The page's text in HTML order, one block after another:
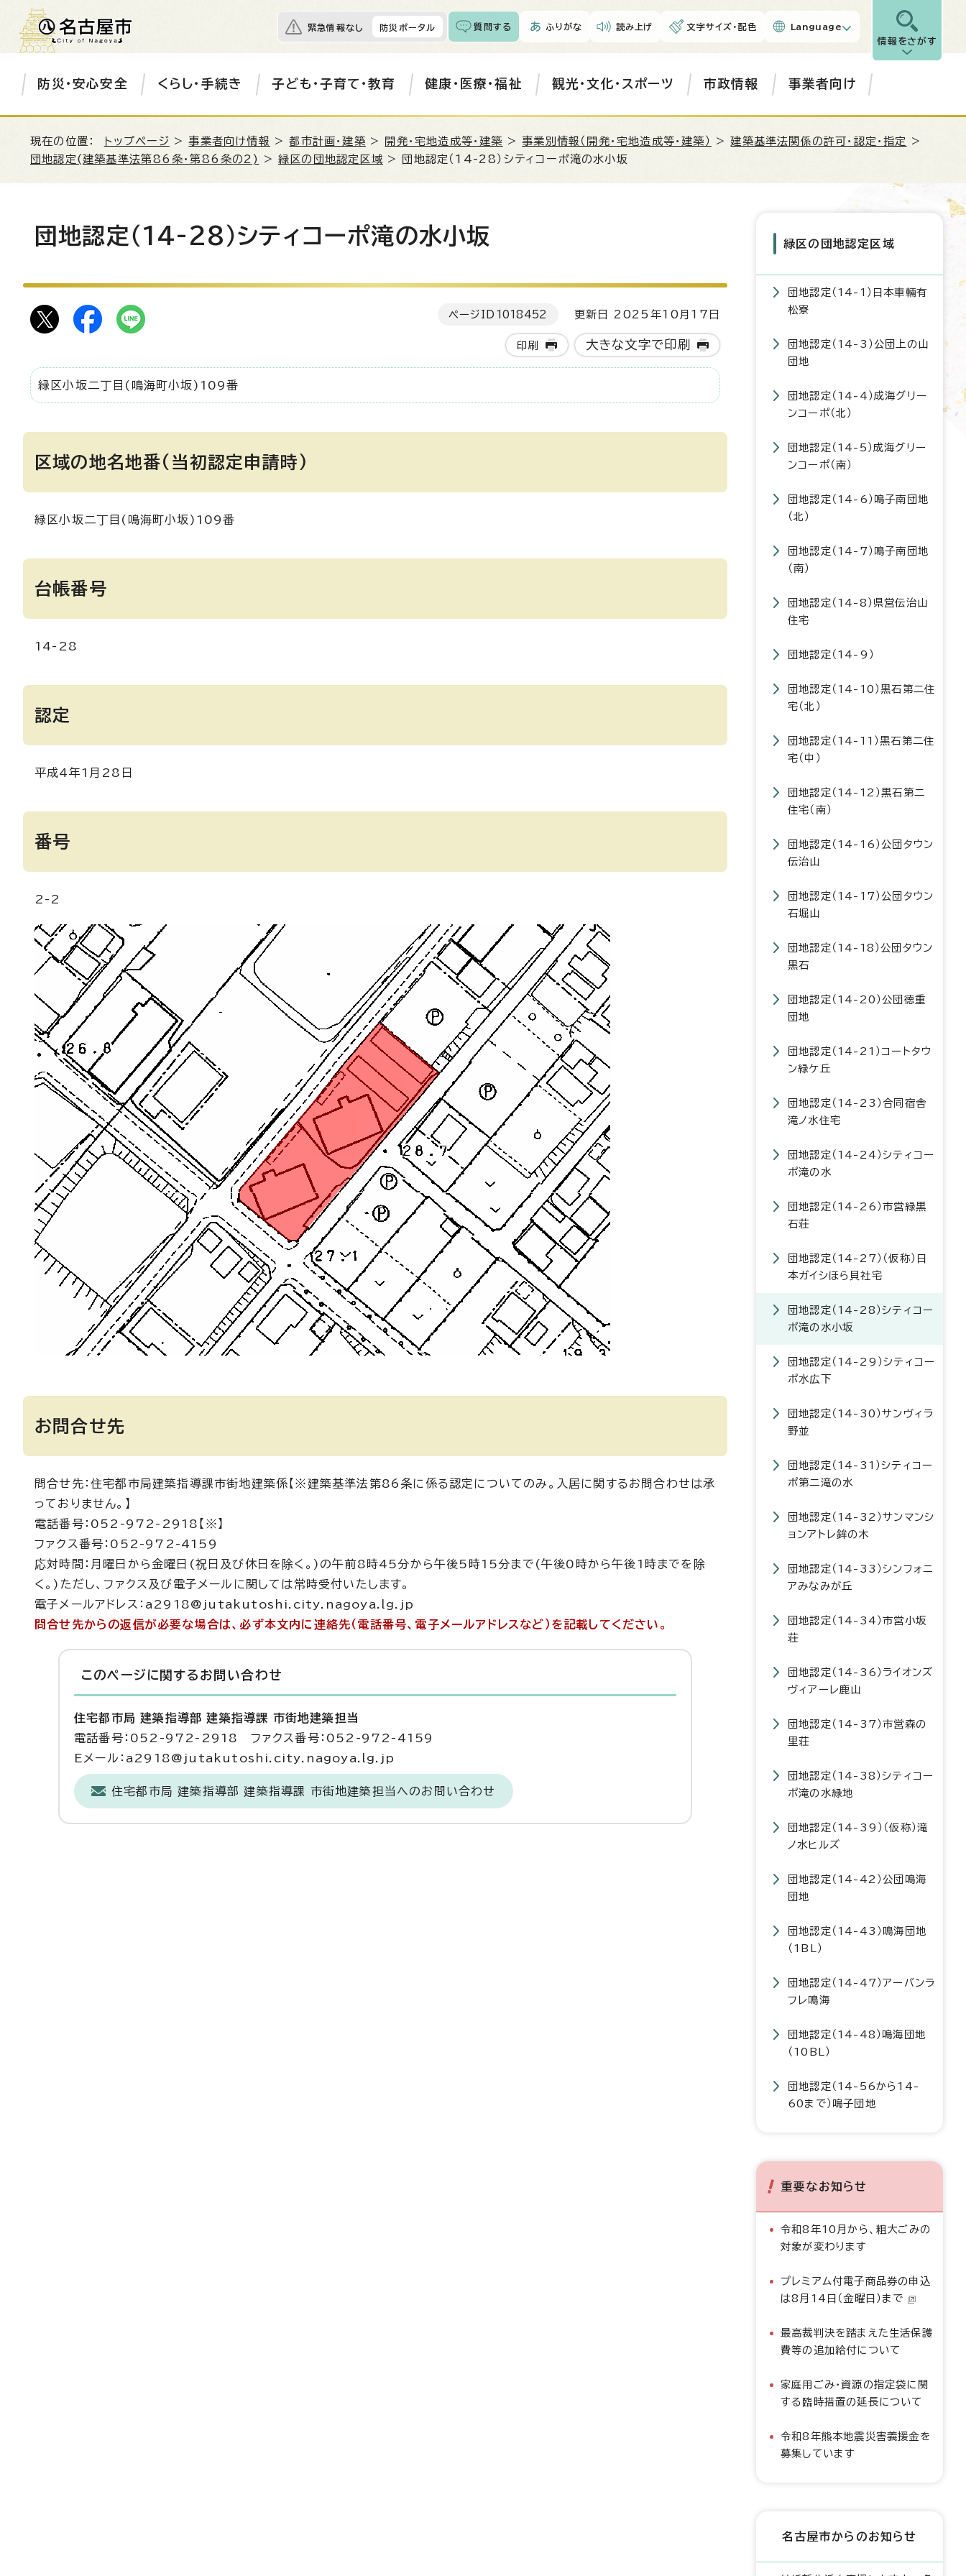
緊急情報なし 防災ポータル 質問する ふりがな 読み上げ 文字サイズ・配色 Language
情報をさがす
防災・安心安全 くらし・手続き 子ども・子育て・教育 健康・医療・福祉 観光・文化・スポーツ 市政情報 事業者向け
現在の位置： トップページ >事業者向け情報 >都市計画・建築 > 開発・宅地造成等・建築 >事業別情報（開発・宅地造成等・建築） >建築基準法関係の許可・認定・指定
>
団地認定(建築基準法第86条・第86条の2)
>緑区の団地認定区域 > 団地認定（14-28）シティコーポ滝の水小坂
団地認定（14-28）シティコーポ滝の水小坂
ページID 1018452 更新日 2025年10月17日
印刷 大きな文字で印刷
緑区小坂二丁目(鳴海町小坂)109番
区域の地名地番(当初認定申請時)
緑区小坂二丁目(鳴海町小坂)109番
台帳番号
14-28
認定
平成4年1月28日
番号
2-2
お問合せ先
問合せ先：住宅都市局建築指導課市街地建築係【※建築基準法第86条に係る認定についてのみ。入居に関するお問合わせは承
っておりません。】
電話番号：052-972-2918【※】
ファクス番号：052-972-4159
応対時間：月曜日から金曜日(祝日及び休日を除く。)の午前8時45分から午後5時15分まで(午後0時から午後1時までを除
く。)ただし、ファクス及び電子メールに関しては常時受付いたします。
電子メールアドレス：a2918@jutakutoshi.city.nagoya.lg.jp
問合せ先からの返信が必要な場合は、必ず本文内に連絡先（電話番号、電子メールアドレスなど）を記載してください。
このページに関する お問い合わせ
住宅都市局 建築指導部 建築指導課 市街地建築担当
電話番号：052-972-2918 ファクス番号：052-972-4159
Eメール：a2918@jutakutoshi.city.nagoya.lg.jp
住宅都市局 建築指導部 建築指導課 市街地建築担当へのお問い合わせ
緑区の団地認定区域
団地認定（14-1）日本車輛有
松寮
団地認定（14-3）公団上の山
団地
団地認定（14-4）成海グリー
ンコーポ（北）
団地認定（14-5）成海グリー
ンコーポ（南）
団地認定（14-6）鳴子南団地
（北）
団地認定（14-7）鳴子南団地
（南）
団地認定（14-8）県営伝治山
住宅
団地認定（14-9）
団地認定（14-10）黒石第二住
宅（北）
団地認定（14-11）黒石第二住
宅（中）
団地認定（14-12）黒石第二
住宅（南）
団地認定（14-16）公団タウン
伝治山
団地認定（14-17）公団タウン
石堀山
団地認定（14-18）公団タウン
黒石
団地認定（14-20）公団徳重
団地
団地認定（14-21）コートタウ
ン緑ケ丘
団地認定（14-23）合同宿舎
滝ノ水住宅
団地認定（14-24）シティコー
ポ滝の水
団地認定（14-26）市営緑黒
石荘
団地認定（14-27）（仮称）日
本ガイシほら貝社宅
団地認定（14-28）シティコー
ポ滝の水小坂
団地認定（14-29）シティコー
ポ水広下
団地認定（14-30）サンヴィラ
野並
団地認定（14-31）シティコー
ポ第二滝の水
団地認定（14-32）サンマンシ
ョンアトレ鉾の木
団地認定（14-33）シンフォニ
アみなみが丘
団地認定（14-34）市営小坂
荘
団地認定（14-36）ライオンズ
ヴィアーレ鹿山
団地認定（14-37）市営森の
里荘
団地認定（14-38）シティコー
ポ滝の水緑地
団地認定（14-39）（仮称）滝
ノ水ヒルズ
団地認定（14-42）公団鳴海
団地
団地認定（14-43）鳴海団地
（1BL）
団地認定（14-47）アーバンラ
フレ鳴海
団地認定（14-48）鳴海団地
（10BL）
団地認定（14-56から14-
60まで）鳴子団地
重要なお知らせ
令和8年10月から、粗大ごみの
対象が変わります
プレミアム付電子商品券の申込
は8月14日（金曜日）まで
最高裁判決を踏まえた生活保護
費等の追加給付について
家庭用ごみ・資源の指定袋に関
する臨時措置の延長について
令和8年熊本地震災害義援金を
募集しています
名古屋市からのお知らせ